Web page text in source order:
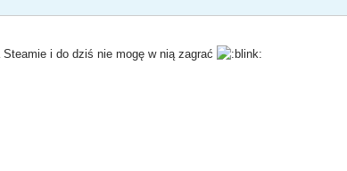
Steamie i do dziś nie mogę w nią zagrać